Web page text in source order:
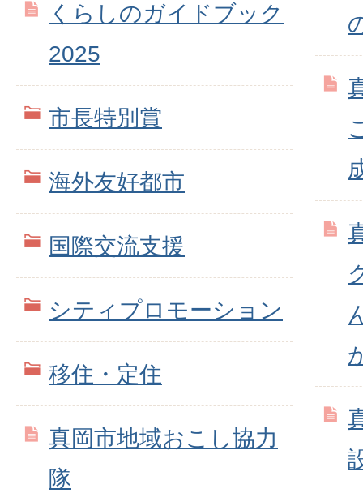
くらしのガイドブック
2025
市長特別賞
海外友好都市
国際交流支援
シティプロモーション
移住・定住
真岡市地域おこし協力
隊